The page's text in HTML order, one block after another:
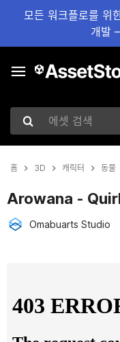
모든 워크플로를 위
개발
에셋 검색
홈 3D 캐릭터 동물
Arowana -
Omabuarts Studio